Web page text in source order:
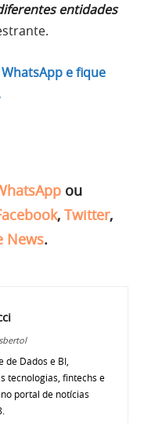
entidades
e fique
ou
, Twitter,
News.
de Dados e BI,
tecnologias, fintechs e
portal de notícias